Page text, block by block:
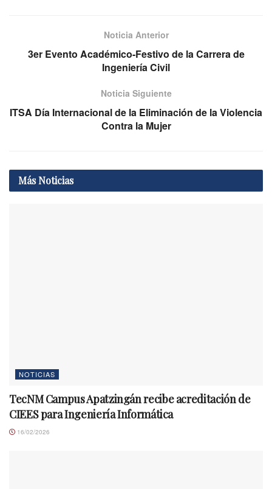
Noticia Anterior
3er Evento Académico-Festivo de la Carrera de
Ingeniería Civil
Noticia Siguiente
ITSA Día Internacional de la Eliminación de la Violencia
Contra la Mujer
MásNoticias
NOTICIAS
TecNM Campus Apatzingán recibe acreditación de
CIEES para Ingeniería Informática
16/02/2026